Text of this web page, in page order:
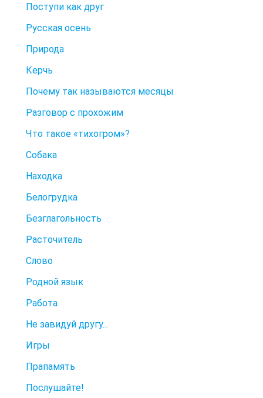
Поступи как друг
Русская осень
Природа
Керчь
Почему так называются месяцы
Разговор с прохожим
Что такое «тихогром»?
Собака
Находка
Белогрудка
Безглагольность
Расточитель
Слово
Родной язык
Работа
Не завидуй другу...
Игры
Прапамять
Послушайте!